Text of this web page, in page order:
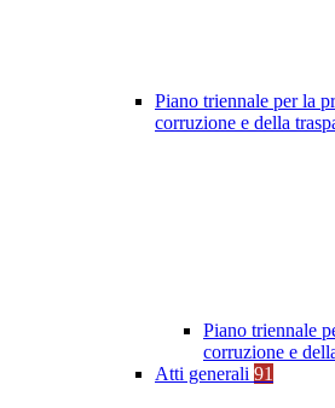
Piano triennale per la
corruzione e della
Piano triennale
corruzione e
Atti generali 91